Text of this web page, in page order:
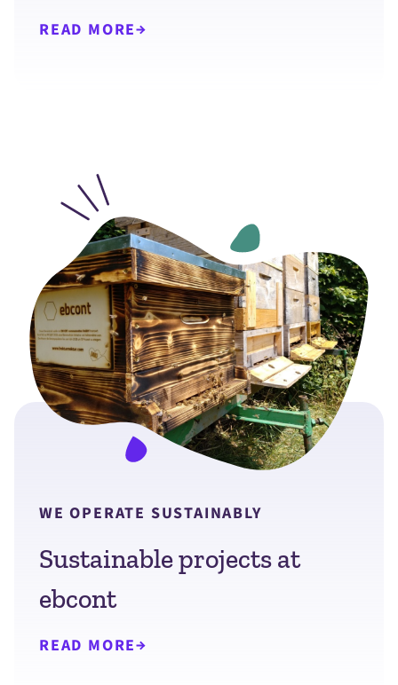
READ MORE
WE OPERATE SUSTAINABLY
Sustainable projects at
ebcont
READ MORE